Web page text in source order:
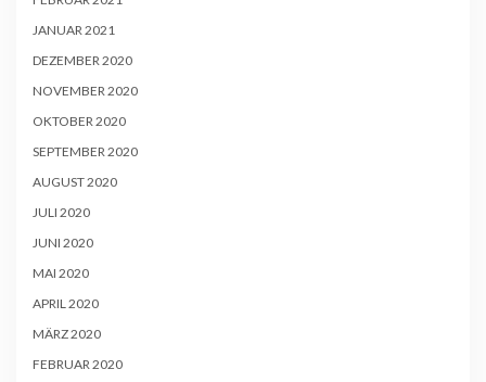
JANUAR 2021
DEZEMBER 2020
NOVEMBER 2020
OKTOBER 2020
SEPTEMBER 2020
AUGUST 2020
JULI 2020
JUNI 2020
MAI 2020
APRIL 2020
MÄRZ 2020
FEBRUAR 2020